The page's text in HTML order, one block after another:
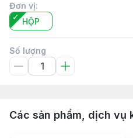
Đơn vị:
HỘP
Số lượng
Các sản phẩm, dịch vụ